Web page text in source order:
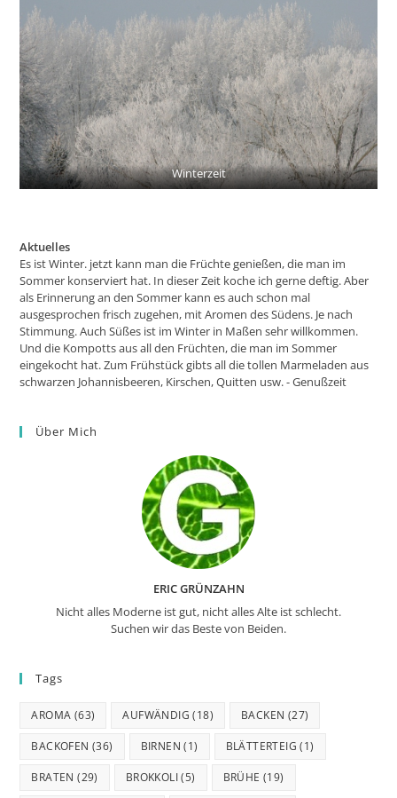
Winterzeit
Aktuelles
Es ist Winter. jetzt kann man die Früchte genießen, die man im
Sommer konserviert hat. In dieser Zeit koche ich gerne deftig. Aber
als Erinnerung an den Sommer kann es auch schon mal
ausgesprochen frisch zugehen, mit Aromen des Südens. Je nach
Stimmung. Auch Süßes ist im Winter in Maßen sehr willkommen.
Und die Kompotts aus all den Früchten, die man im Sommer
eingekocht hat. Zum Frühstück gibts all die tollen Marmeladen aus
schwarzen Johannisbeeren, Kirschen, Quitten usw. - Genußzeit
Über Mich
ERIC GRÜNZAHN
Nicht alles Moderne ist gut, nicht alles Alte ist schlecht.
Suchen wir das Beste von Beiden.
Tags
AROMA (63) AUFWÄNDIG (18) BACKEN (27)
BACKOFEN (36) BIRNEN (1) BLÄTTERTEIG (1)
BRATEN (29) BROKKOLI(5) BRÜHE (19)